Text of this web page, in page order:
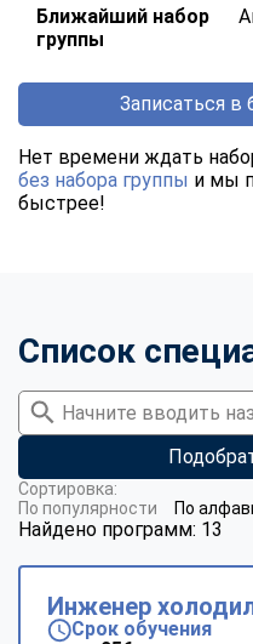
Ближайший набор
группы
Записаться
Нет времени ждать
без набора группы и мы
быстрее!
Список
Найдено программ: 13
Сортировка:
По популярности
По
Инженер
Срок обучения